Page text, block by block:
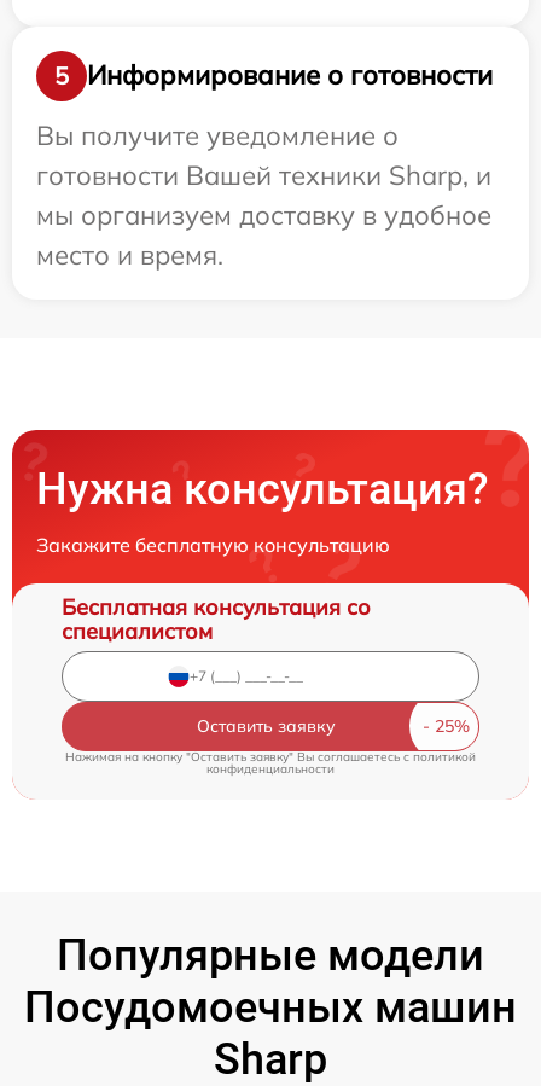
5
Информирование о готовности
Вы получите уведомление о
готовности Вашей техники Sharp, и
мы организуем доставку в удобное
место и время.
Нужна консультация?
Закажите бесплатную консультацию
Бесплатная консультация со
специалистом
Оставить заявку
Нажимая на кнопку "Оставить заявку" Вы соглашаетесь cполитикой
конфиденциальности
Популярные модели
Посудомоечных машин
Sharp